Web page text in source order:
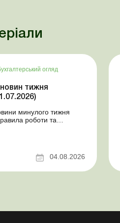
огляд
тижня
минулого тижня
роботи та
та воєнний стан Для
і ФОП запроваджено
форми З 2
порядок зарахування
04.08.2026